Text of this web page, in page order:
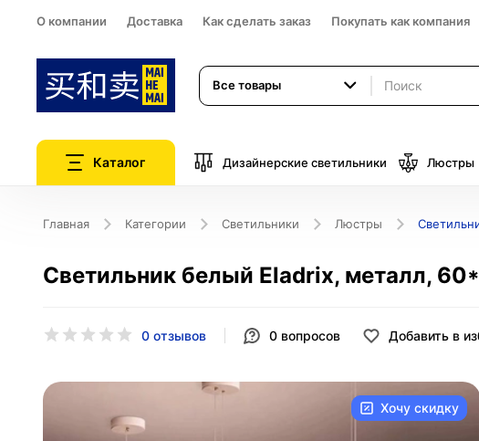
О компании Доставка Как сделать заказ Покупать как компания
Все товары
Каталог Дизайнерские светильники Люстры
Главная Категории Светильники Люстры
Светильник белый Eladrix, металл,
0 отзывов 0 вопросов Добавить в
Хочу скидку